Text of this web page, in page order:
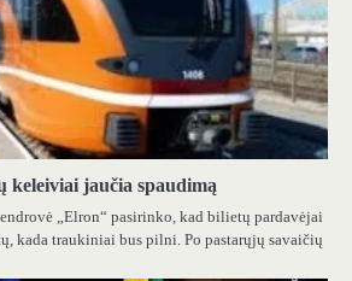
keleiviai jaučia spaudimą
„Elron“ pasirinko, kad bilietų pardavėjai
kada traukiniai bus pilni. Po pastarųjų savaičių